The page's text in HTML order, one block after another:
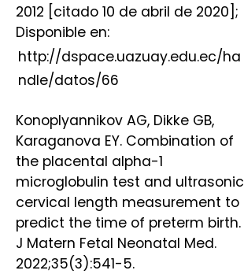
2012 [citado 10 de abril de 2020];
Disponible en:
http://dspace.uazuay.edu.ec/ha
ndle/datos/66
Konoplyannikov AG, Dikke GB,
Karaganova EY. Combination of
the placental alpha-1
microglobulin test and ultrasonic
cervical length measurement to
predict the time of preterm birth.
J Matern Fetal Neonatal Med.
2022;35(3):541-5.